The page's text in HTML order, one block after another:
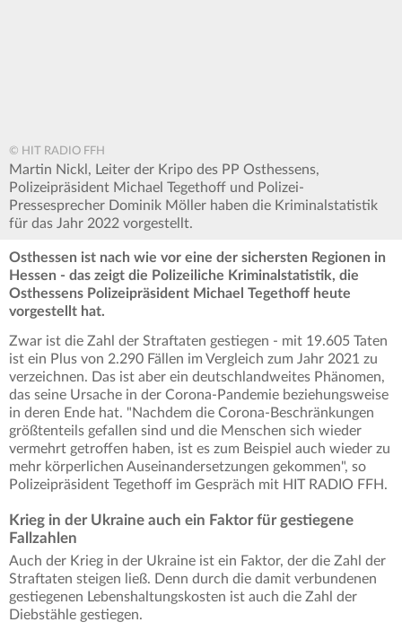
© HIT RADIO FFH
Martin Nickl, Leiter der Kripo des PP Osthessens,
Polizeipräsident Michael Tegethoff und Polizei-
Pressesprecher Dominik Möller haben die Kriminalstatistik
für das Jahr 2022 vorgestellt.
Osthessen ist nach wie vor eine der sichersten Regionen in
Hessen - das zeigt die Polizeiliche Kriminalstatistik, die
Osthessens Polizeipräsident Michael Tegethoff heute
vorgestellt hat.
Zwar ist die Zahl der Straftaten gestiegen - mit 19.605 Taten
ist ein Plus von 2.290 Fällen im Vergleich zum Jahr 2021 zu
verzeichnen. Das ist aber ein deutschlandweites Phänomen,
das seine Ursache in der Corona-Pandemie beziehungsweise
in deren Ende hat. "Nachdem die Corona-Beschränkungen
größtenteils gefallen sind und die Menschen sich wieder
vermehrt getroffen haben, ist es zum Beispiel auch wieder zu
mehr körperlichen Auseinandersetzungen gekommen", so
Polizeipräsident Tegethoff im Gespräch mit HIT RADIO FFH.
Krieg in der Ukraine auch ein Faktor für gestiegene
Fallzahlen
Auch der Krieg in der Ukraine ist ein Faktor, der die Zahl der
Straftaten steigen ließ. Denn durch die damit verbundenen
gestiegenen Lebenshaltungskosten ist auch die Zahl der
Diebstähle gestiegen.